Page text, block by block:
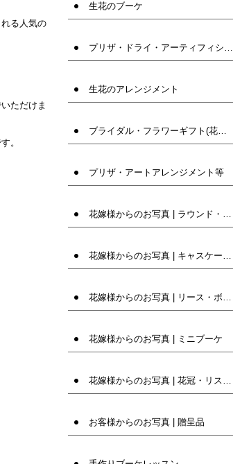
る人気の
ただけま
。
生花のブーケ
プリザ・ドライ・アーティフィシャルフラワー(造花)ブーケ
生花のアレンジメント
ブライダル・フラワーギフト(花束・髪飾りなど)
プリザ・アートアレンジメント等
花嫁様からのお写真 | ラウンド・クラッチ
花嫁様からのお写真 | キャスケード・オーバル
花嫁様からのお写真 | リース・ボール・バック
花嫁様からのお写真 | ミニブーケ
花嫁様からのお写真 | 花冠・リストレット等
お客様からのお写真 | 贈呈品